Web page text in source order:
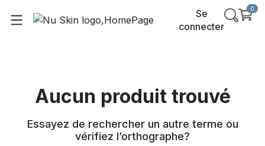
Se
connecter
0
Aucun produit trouvé
Essayez de rechercher un autre terme ou
vérifiez l’orthographe?